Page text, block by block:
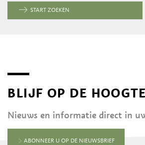
START ZOEKEN
BLIJF OP DE
Nieuws en informatie direct in
ABONNEER U OP DE NIEUWSBRIEF